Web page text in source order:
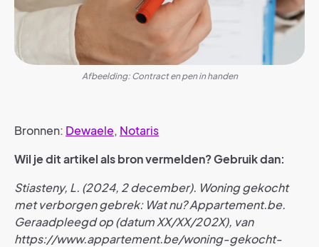
Afbeelding: Contract en pen in handen
Bronnen: Dewaele, Notaris
Wil je dit artikel als bron vermelden? Gebruik dan:
Stiasteny, L. (2024, 2 december). Woning gekocht
met verborgen gebrek: Wat nu? Appartement.be.
Geraadpleegd op (datum XX/XX/202X), van
https://www.appartement.be/woning-gekocht-